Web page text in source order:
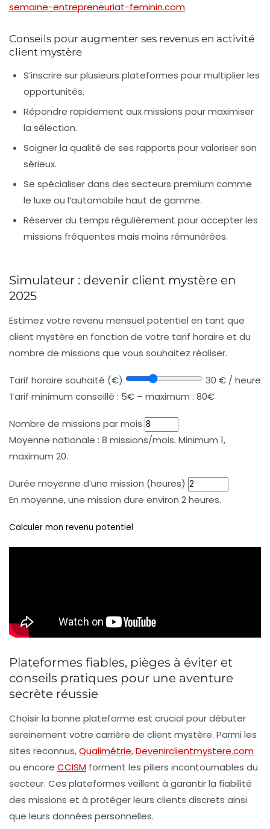
semaine-entrepreneuriat-feminin.com.
Conseils pour augmenter ses revenus en activité
client mystère
S’inscrire sur plusieurs plateformes pour multiplier les
opportunités.
Répondre rapidement aux missions pour maximiser
la sélection.
Soigner la qualité de ses rapports pour valoriser son
sérieux.
Se spécialiser dans des secteurs premium comme
le luxe ou l’automobile haut de gamme.
Réserver du temps régulièrement pour accepter les
missions fréquentes mais moins rémunérées.
Simulateur : devenir client mystère en
2025
Estimez votre revenu mensuel potentiel en tant que
client mystère en fonction de votre tarif horaire et du
nombre de missions que vous souhaitez réaliser.
Tarif horaire souhaité (€)
30 € / heure
Tarif minimum conseillé : 5€ – maximum : 80€
Nombre de missions par mois
Moyenne nationale : 8 missions/mois. Minimum 1,
maximum 20.
Durée moyenne d’une mission (heures)
En moyenne, une mission dure environ 2 heures.
Calculer mon revenu potentiel
Plateformes fiables, pièges à éviter et
conseils pratiques pour une aventure
secrète réussie
Choisir la bonne plateforme est crucial pour débuter
sereinement votre carrière de client mystère. Parmi les
sites reconnus,Qualimétrie,Devenirclientmystere.com
ou encore CCISM forment les piliers incontournables du
secteur. Ces plateformes veillent à garantir la fiabilité
des missions et à protéger leurs clients discrets ainsi
que leurs données personnelles.